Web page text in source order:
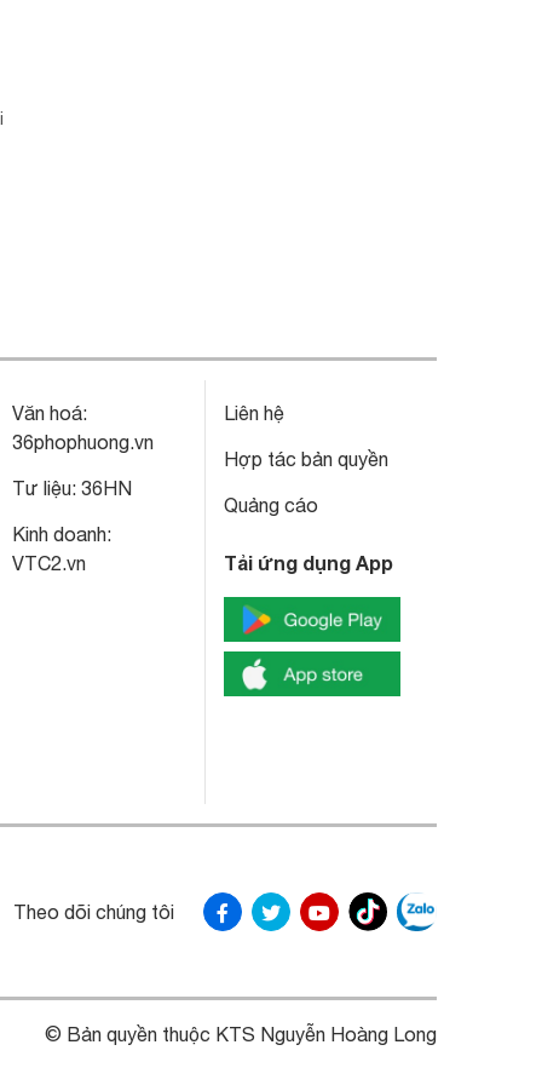
Văn hoá:
36phophuong.vn
Tư liệu: 36HN
Kinh doanh:
VTC2.vn
Liên hệ
Hợp tác bản quyền
Quảng cáo
Tải ứng dụng App
Theo dõi chúng tôi
© Bản quyền thuộc KTS Nguyễn Hoàng Long